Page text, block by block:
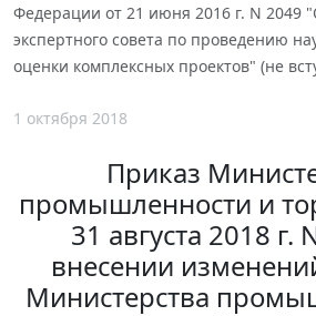
Федерации от 21 июня 2016 г. N 2049
экспертного совета по проведению
оценки комплексных проектов" (не
1 октября 2018
Приказ
промышленности и
31 августа 2018 г.
внесении
Министерства